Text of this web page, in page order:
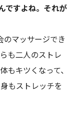
ですよね。それが
のマッサージでき
も二人のストレ
もキツくなって、
もストレッチを